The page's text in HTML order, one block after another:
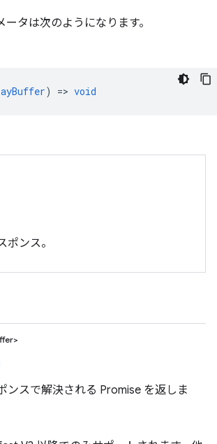
ータは次のようになります。
) => void
ポンス。
ンスで解決される Promise を返しま